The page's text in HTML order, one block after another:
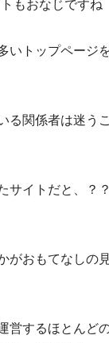
もおなじですね
いトップページ
る関係者は迷う
サイトだと、？
がおもてなしの
営するほとんど